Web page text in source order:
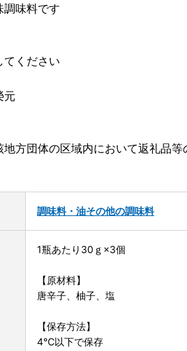
調味料です
てください
元
地方団体の区域内において返礼品
調味料・油その他の調味料
1瓶あたり30ｇ×3個
【原材料】
唐辛子、柚子、塩
【保存方法】
4℃以下で保存